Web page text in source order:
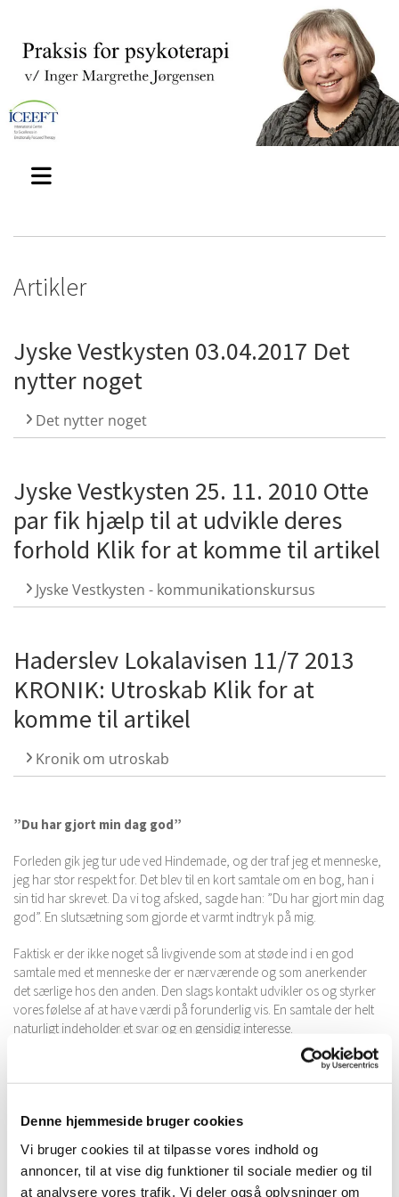
Denne hjemmeside bruger cookies
Vi bruger cookies til at tilpasse vores indhold og
annoncer, til at vise dig funktioner til sociale medier og til
at analysere vores trafik. Vi deler også oplysninger om
Artikler
Jyske Vestkysten 03.04.2017 Det
nytter noget
Det nytter noget
Jyske Vestkysten 25. 11. 2010 Otte
par fik hjælp til at udvikle deres
forhold Klik for at komme til artikel
Jyske Vestkysten - kommunikationskursus
Haderslev Lokalavisen 11/7 2013
KRONIK: Utroskab Klik for at
komme til artikel
Kronik om utroskab
”Du har gjort min dag god”
Forleden gik jeg tur ude ved Hindemade, og der traf jeg et menneske,
jeg har stor respekt for. Det blev til en kort samtale om en bog, han i
sin tid har skrevet. Da vi tog afsked, sagde han: ”Du har gjort min dag
god”. En slutsætning som gjorde et varmt indtryk på mig.
Faktisk er der ikke noget så livgivende som at støde ind i en god
samtale med et menneske der er nærværende og som anerkender
det særlige hos den anden. Den slags kontakt udvikler os og styrker
vores følelse af at have værdi på forunderlig vis. En samtale der helt
naturligt indeholder et svar og en gensidig interesse.
Ofte sker det dog alligevel, at vi i al hast og selvoptagethed ikke gør
os umage med at lytte og svare med engagement.
At tale forbi hinanden
En ung kvinde spurgte mig forleden: ”Hvordan går det med din søns
helbred?” - ”Det går ikke så godt”, og jeg begyndte at fortælle om